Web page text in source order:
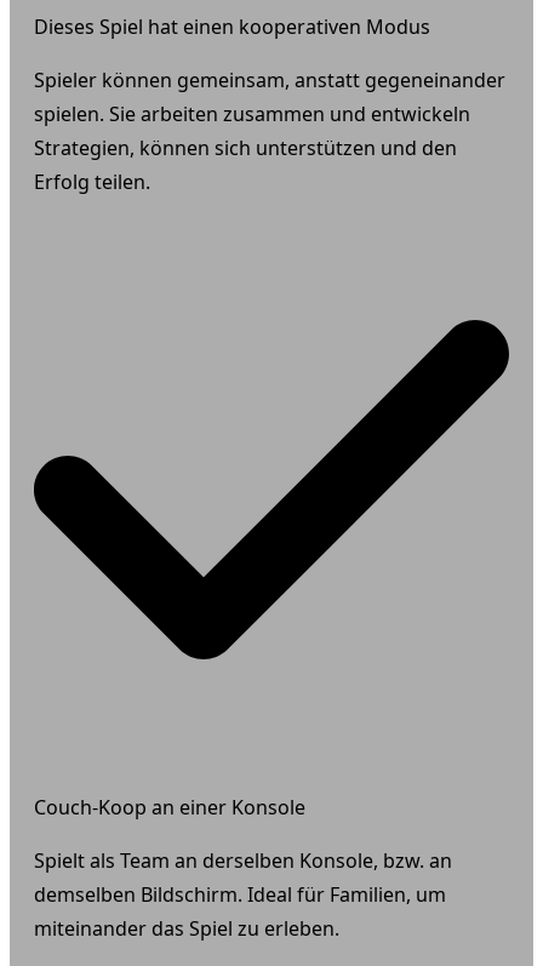
Dieses Spiel hat einen kooperativen Modus
Spieler können gemeinsam, anstatt gegeneinander
spielen. Sie arbeiten zusammen und entwickeln
Strategien, können sich unterstützen und den
Erfolg teilen.
Couch-Koop an einer Konsole
Spielt als Team an derselben Konsole, bzw. an
demselben Bildschirm. Ideal für Familien, um
miteinander das Spiel zu erleben.